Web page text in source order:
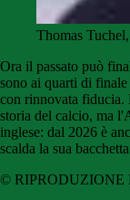
Thomas
Ora il passato può
sono ai quarti di
con rinnovata fiducia.
storia del calcio, ma
inglese: dal 2026 è
scalda la sua
© RIPRODUZIONE